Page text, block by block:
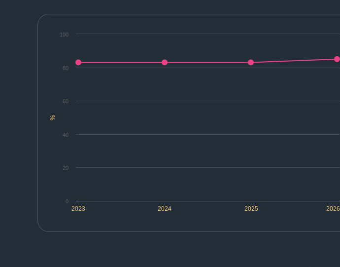
%
2023 2024 2025 2026
0
20
40
60
80
100